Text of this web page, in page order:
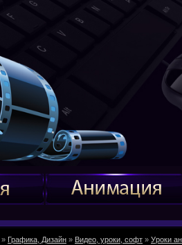
» Графика, Дизайн » Видео, уроки, софт » Уроки